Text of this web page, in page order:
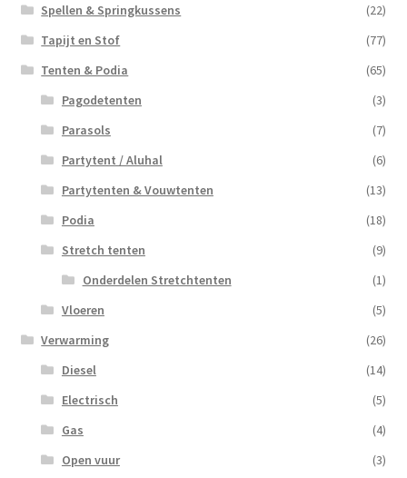
Spellen & Springkussens
(22)
Tapijt en Stof
(77)
Tenten & Podia
(65)
Pagodetenten
(3)
Parasols
(7)
Partytent / Aluhal
(6)
Partytenten & Vouwtenten
(13)
Podia
(18)
Stretch tenten
(9)
Onderdelen Stretchtenten
(1)
Vloeren
(5)
Verwarming
(26)
Diesel
(14)
Electrisch
(5)
Gas
(4)
Open vuur
(3)